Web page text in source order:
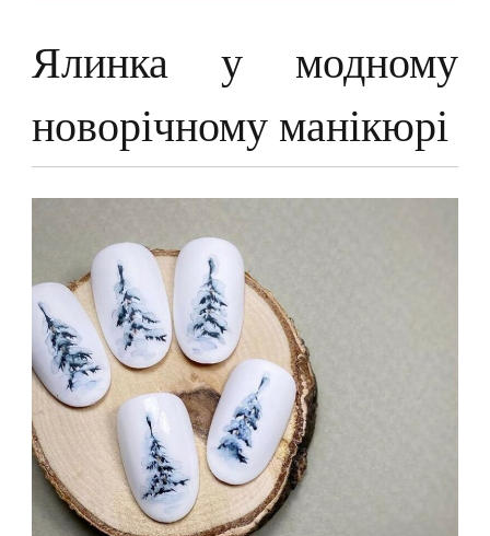
Ялинка у модному
новорічному манікюрі